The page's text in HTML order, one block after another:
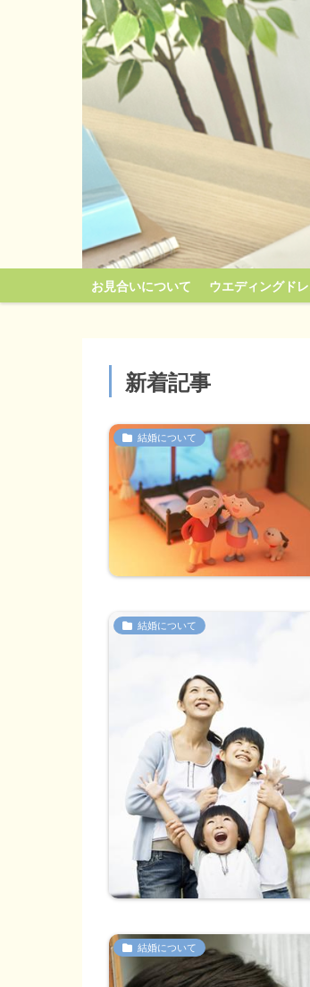
お見合いについて ウエディングド
新着記事
結婚について
結婚について
結婚について